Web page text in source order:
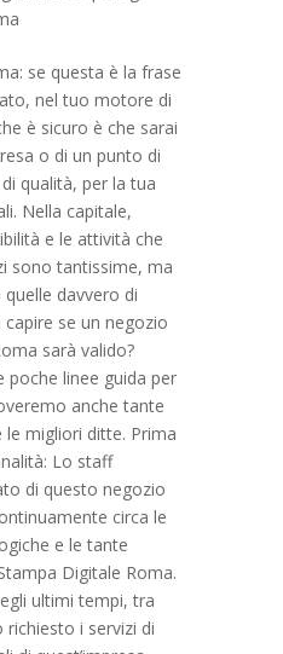
se questa è la frase
nel tuo motore di
è sicuro è che sarai
o di un punto di
qualità, per la tua
Nella capitale,
e le attività che
sono tantissime, ma
davvero di
se un negozio
sarà valido?
poche linee guida per
anche tante
le migliori ditte. Prima
Lo staff
di questo negozio
circa le
e le tante
Digitale Roma.
ultimi tempi, tra
i servizi di